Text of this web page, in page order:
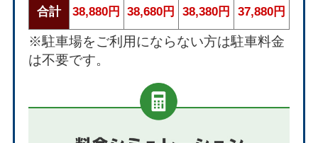
合計 38,880円 38,680円 38,380円 37,880円
※駐車場をご利用にならない方は駐車料金
は不要です。